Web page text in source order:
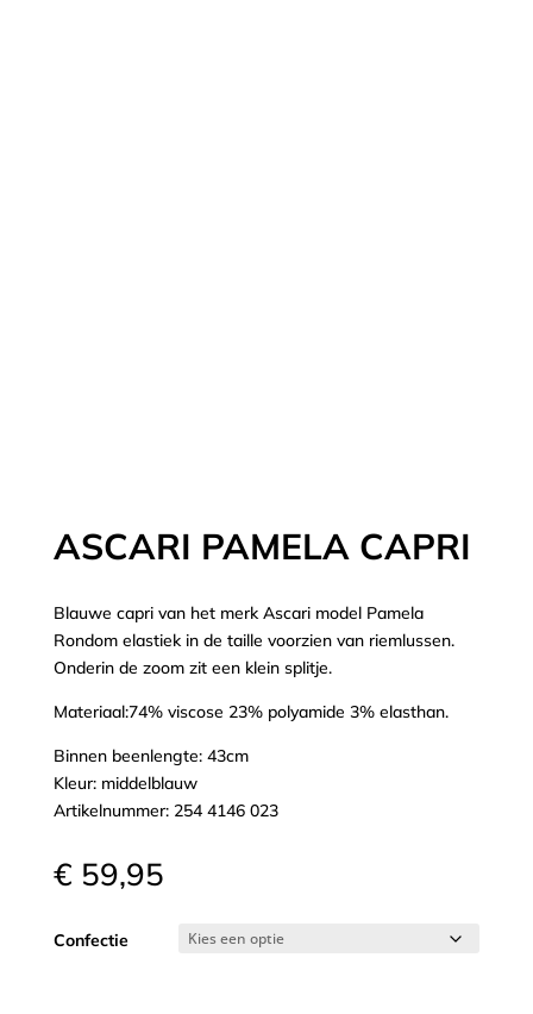
ASCARI PAMELA CAPRI
Blauwe capri van het merk Ascari model Pamela
Rondom elastiek in de taille voorzien van riemlussen.
Onderin de zoom zit een klein splitje.
Materiaal:74% viscose 23% polyamide 3% elasthan.
Binnen beenlengte: 43cm
Kleur: middelblauw
Artikelnummer: 254 4146 023
€ 59,95
Confectie